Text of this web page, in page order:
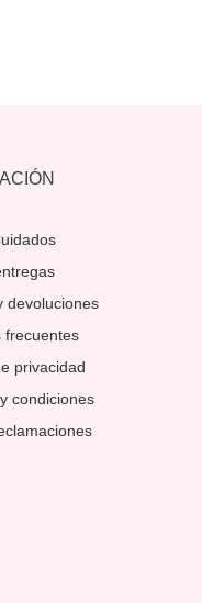
devoluciones
frecuentes
privacidad
condiciones